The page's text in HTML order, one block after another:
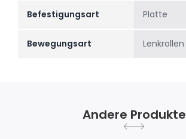
Befestigungsart Platte
Bewegungsart Lenkrollen
Andere Produkte